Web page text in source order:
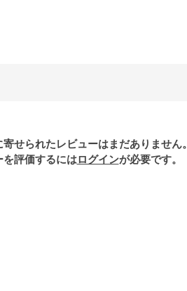
せられたレビューはまだありません。
を評価するにはログインが必要です。